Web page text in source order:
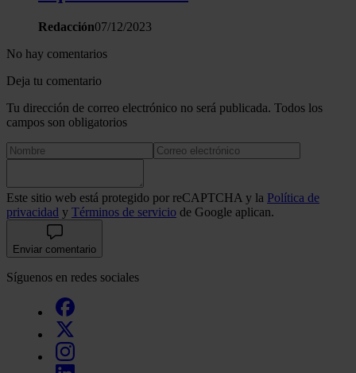
Redacción07/12/2023
No hay comentarios
Deja tu comentario
Tu dirección de correo electrónico no será publicada. Todos los
campos son obligatorios
Este sitio web está protegido por reCAPTCHA y la Política de
privacidad y Términos de servicio de Google aplican.
Enviar comentario
Síguenos en redes sociales